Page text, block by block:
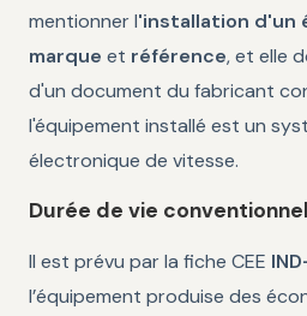
mentionner l'installation d'un
marque et référence, et elle
d'un document du fabricant
l'équipement installé est un
électronique de vitesse.
Durée de vie
Il est prévu par la fiche CEE
l’équipement produise des